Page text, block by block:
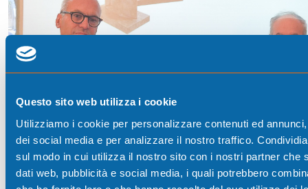
Questo sito web utilizza i cookie
Utilizziamo i cookie per personalizzare contenuti ed
dei social media e per analizzare il nostro traffico.
sul modo in cui utilizza il nostro sito con i nostri partner che
dati web, pubblicità e social media, i quali potrebbero